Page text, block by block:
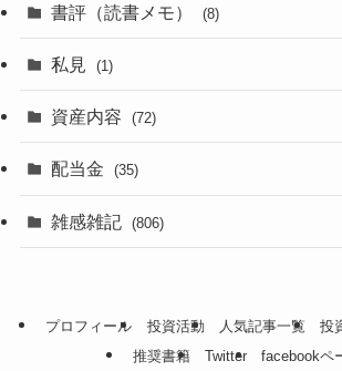
書評（読書メモ） (8)
私見 (1)
資産内容 (72)
配当金 (35)
雑感雑記 (806)
プロフィール 投資活動 人気記事一覧 投
推奨書籍
Twitter facebookペ